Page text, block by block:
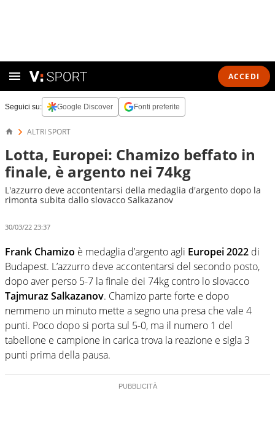
ACCEDI
Seguici su: Google Discover Fonti preferite
ALTRI SPORT
Lotta, Europei: Chamizo beffato in
finale, è argento nei 74kg
L'azzurro deve accontentarsi della medaglia d'argento dopo la
rimonta subita dallo slovacco Salkazanov
30/03/22 23:37
Frank Chamizo è medaglia d’argento agli Europei 2022 di
Budapest. L’azzurro deve accontentarsi del secondo posto,
dopo aver perso 5-7 la finale dei 74kg contro lo slovacco
Tajmuraz Salkazanov. Chamizo parte forte e dopo
nemmeno un minuto mette a segno una presa che vale 4
punti. Poco dopo si porta sul 5-0, ma il numero 1 del
tabellone e campione in carica trova la reazione e sigla 3
punti prima della pausa.